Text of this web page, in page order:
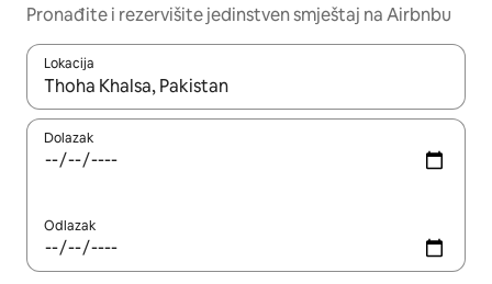
Pronađite i rezervišite jedinstven smještaj na Airbnbu
Lokacija
Kad rezultati budu dostupni, krećite se gore i dolje pomoću
Dolazak
Odlazak